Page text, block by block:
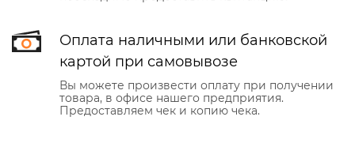
Оплата наличными или банковской
картой при самовывозе
Вы можете произвести оплату при получении
товара, в офисе нашего предприятия.
Предоставляем чек и копию чека.